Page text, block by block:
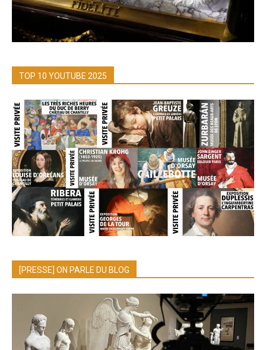
TOP 10 YOUTUBE 2025
[PRESSE] ON PARLE DU BLOG